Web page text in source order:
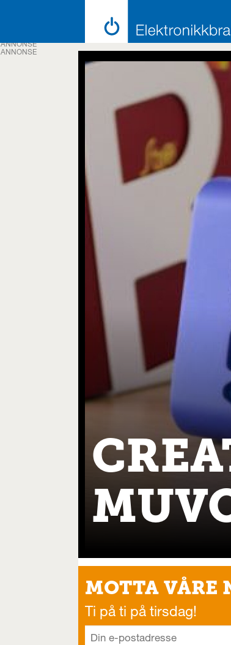
MOTTA VÅRE
Ti på ti på tirsdag!
ANNONSE
ANNONSE